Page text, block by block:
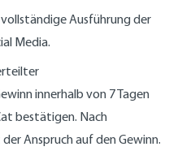
Ausführung der
Media.
innerhalb von 7 Tagen
bestätigen. Nach
Anspruch auf den Gewinn.